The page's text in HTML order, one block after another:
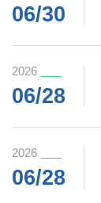
06/30
2026
06/28
2026
06/28